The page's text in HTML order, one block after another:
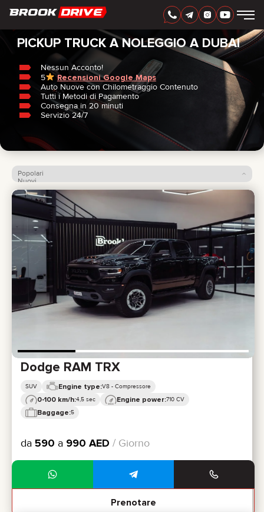
AED
MARCHI
PERIODO DI NOLEGGIO
MIGLIORI OFFERTE
FAQ
CERTIFICATES
CONTATTI
COLLABORAZIONE
NOLEGGIA E DIVENTA TUO
info@brook-drive.rent
971 52 193 88 88
+ 7 925 283 88 88
Casa/ Pickup Truck
PICKUP TRUCK A NOLEGGIO A DUBAI
Nessun Acconto!
5
Recensioni Google Maps
Auto Nuove con Chilometraggio Contenuto
Tutti i Metodi di Pagamento
Consegna in 20 minuti
Servizio 24/7
Popolari
Nuovi
Prezzo: dal più basso
Prezzo: dal più alto
Dodge RAM TRX
SUV Engine type:V8 - Compressore
0-100 km/h:4,5 sec Engine power:710 CV
Baggage:5
da 590 a 990 AED / Giorno
Prenotare